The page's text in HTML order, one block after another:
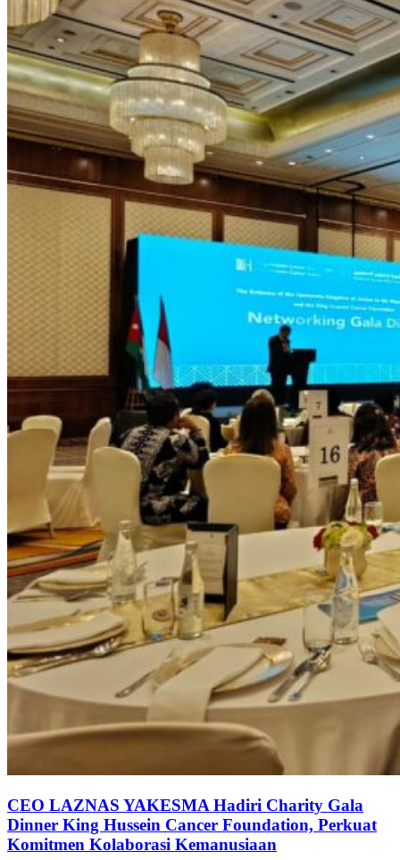
CEO LAZNAS YAKESMA Hadiri Charity Gala
Dinner King Hussein Cancer Foundation, Perkuat
Komitmen Kolaborasi Kemanusiaan